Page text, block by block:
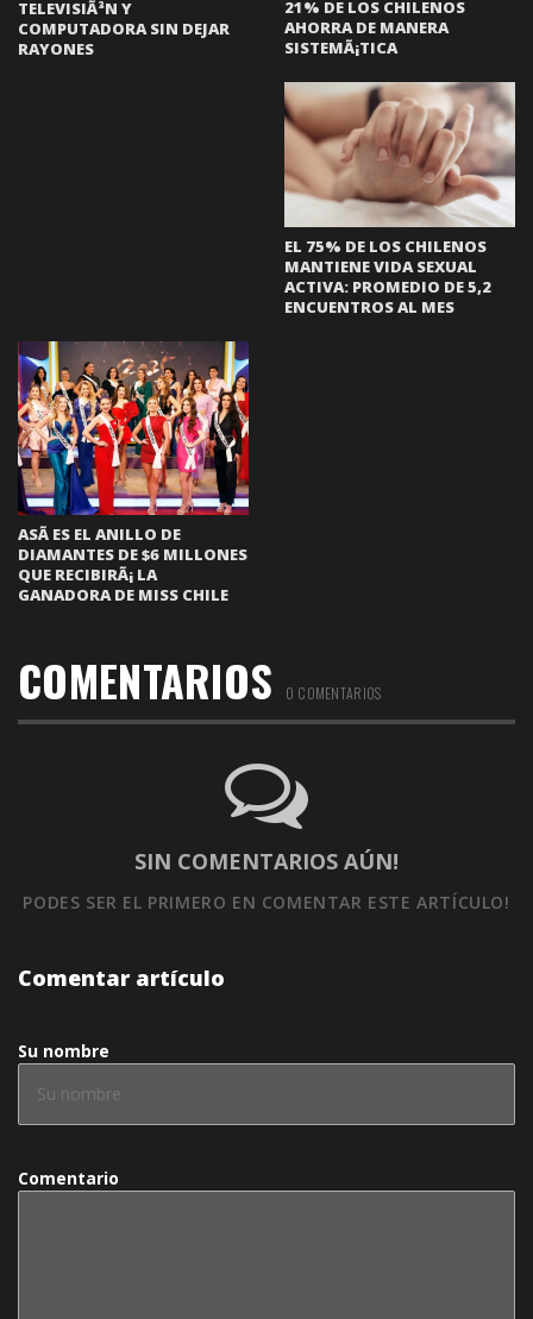
TELEVISIÃ³N Y
COMPUTADORA SIN DEJAR
RAYONES
21% DE LOS CHILENOS
AHORRA DE MANERA
SISTEMÃ¡TICA
EL 75% DE LOS CHILENOS
MANTIENE VIDA SEXUAL
ACTIVA: PROMEDIO DE 5,2
ENCUENTROS AL MES
ASÃ­ ES EL ANILLO DE
DIAMANTES DE $6 MILLONES
QUE RECIBIRÃ¡ LA
GANADORA DE MISS CHILE
COMENTARIOS 0 COMENTARIOS
SIN COMENTARIOS AÚN!
PODES SER EL PRIMERO EN COMENTAR ESTE ARTÍCULO!
Comentar artículo
Su nombre
Comentario